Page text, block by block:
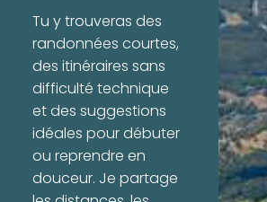
Tu y trouveras des
randonnées courtes,
des itinéraires sans
difficulté technique
et des suggestions
idéales pour débuter
ou reprendre en
douceur. Je partage